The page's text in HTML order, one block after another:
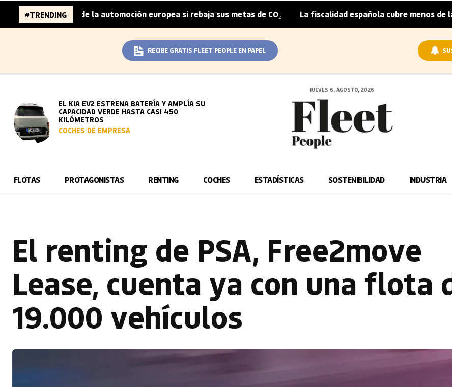
#TRENDING
de la automoción europea si rebaja sus metas de CO₂ | La fiscalidad española cubre menos de la mitad
RECIBE GRATIS FLEET PEOPLE EN PAPEL
EL KIA EV2 ESTRENA BATERÍA Y AMPLÍA SU
CAPACIDAD VERDE HASTA CASI 450
KILÓMETROS
COCHES DE EMPRESA
JUEVES 6, AGOSTO, 2026
FLOTAS PROTAGONISTAS RENTING COCHES ESTADÍSTICAS SOSTENIBILIDAD INDUSTRIA
El renting de PSA, Free2move
Lease, cuenta ya con una flota
19.000 vehículos